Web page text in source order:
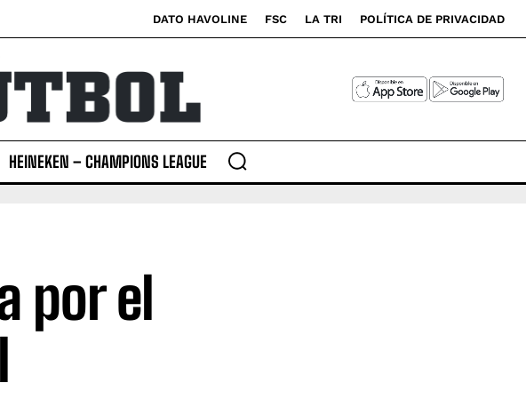
DATO HAVOLINE FSC LA TRI POLÍTICA DE PRIVACIDAD
HEINEKEN – CHAMPIONS LEAGUE
por el